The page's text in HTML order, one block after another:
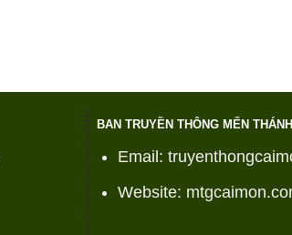
BAN TRUYỀN THÔNG MẾN
Email:
Website: